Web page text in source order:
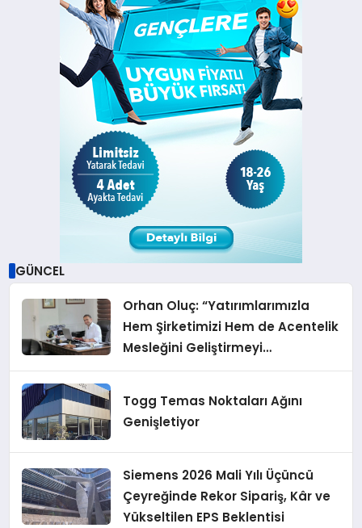
GÜNCEL
Orhan Oluç: “Yatırımlarımızla
Hem Şirketimizi Hem de Acentelik
Mesleğini Geliştirmeyi
Hedefliyoruz”
Togg Temas Noktaları Ağını
Genişletiyor
Siemens 2026 Mali Yılı Üçüncü
Çeyreğinde Rekor Sipariş, Kâr ve
Yükseltilen EPS Beklentisi